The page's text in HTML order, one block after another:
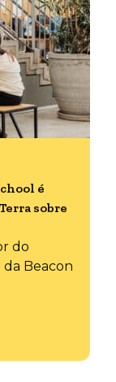
é
sobre
do
da Beacon